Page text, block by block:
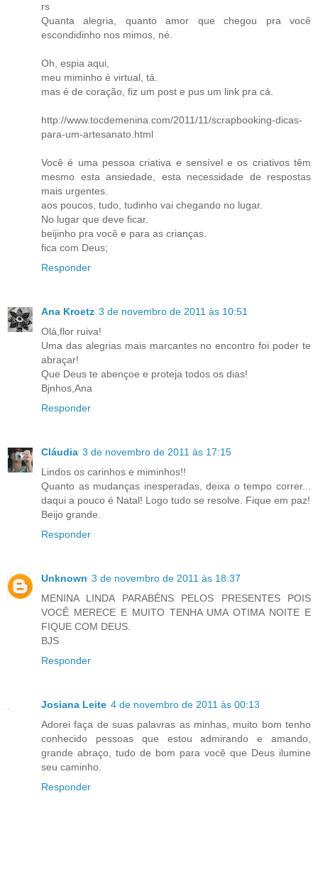
rs
Quanta alegria, quanto amor que chegou pra você
escondidinho nos mimos, né.
Oh, espia aqui,
meu miminho é virtual, tá.
mas é de coração, fiz um post e pus um link pra cá.
http://www.tocdemenina.com/2011/11/scrapbooking-dicas-
para-um-artesanato.html
Você é uma pessoa criativa e sensível e os criativos têm
mesmo esta ansiedade, esta necessidade de respostas
mais urgentes.
aos poucos, tudo, tudinho vai chegando no lugar.
No lugar que deve ficar.
beijinho pra você e para as crianças.
fica com Deus;
Responder
Ana Kroetz 3 de novembro de 2011 às 10:51
Olá,flor ruiva!
Uma das alegrias mais marcantes no encontro foi poder te
abraçar!
Que Deus te abençoe e proteja todos os dias!
Bjnhos,Ana
Responder
Cláudia 3 de novembro de 2011 às 17:15
Lindos os carinhos e miminhos!!
Quanto as mudanças inesperadas, deixa o tempo correr...
daqui a pouco é Natal! Logo tudo se resolve. Fique em paz!
Beijo grande.
Responder
Unknown 3 de novembro de 2011 às 18:37
MENINA LINDA PARABÉNS PELOS PRESENTES POIS
VOCÊ MERECE E MUITO TENHA UMA OTIMA NOITE E
FIQUE COM DEUS.
BJS
Responder
Josiana Leite 4 de novembro de 2011 às 00:13
Adorei faça de suas palavras as minhas, muito bom tenho
conhecido pessoas que estou admirando e amando,
grande abraço, tudo de bom para você que Deus ilumine
seu caminho.
Responder